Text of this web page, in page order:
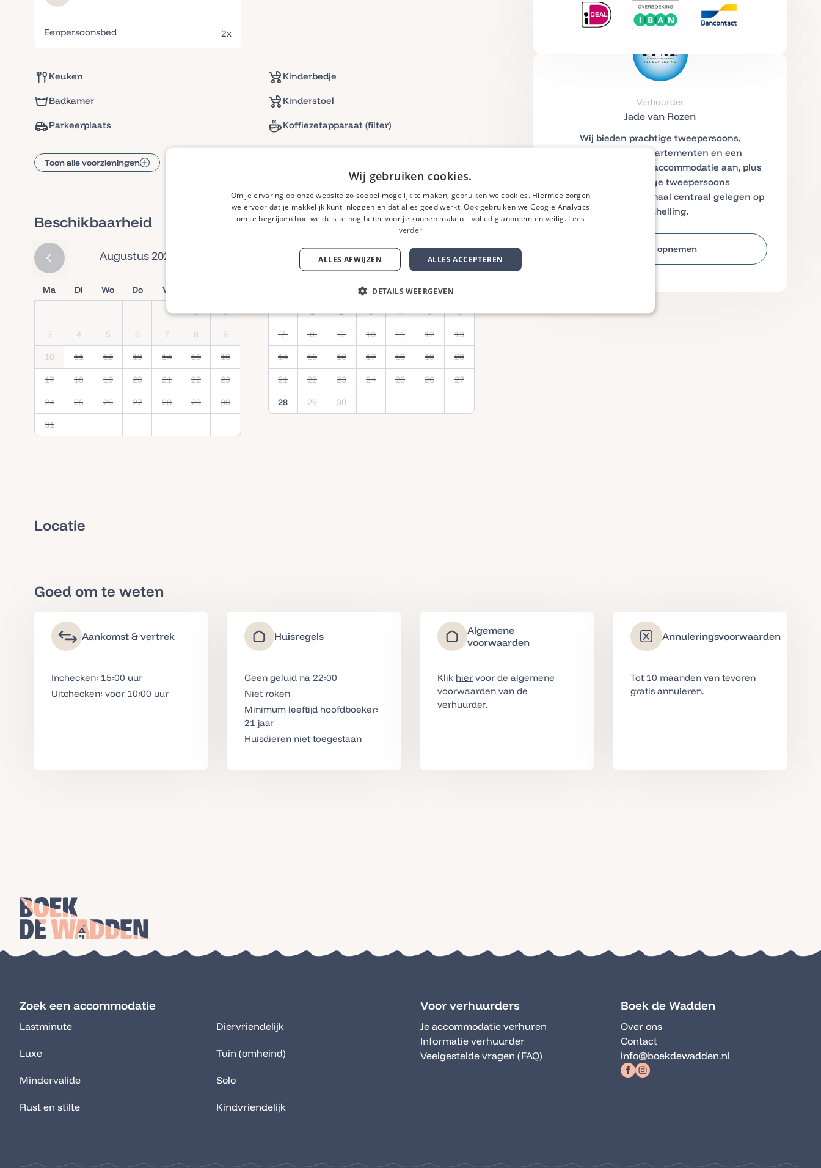
Eenpersoonsbed 2x
Keuken Kinderbedje
Badkamer Kinderstoel
Parkeerplaats Koffiezetapparaat (filter)
Toon alle voorzieningen
Beschikbaarheid
Augustus 2026
Ma Di Wo Do Vr
1
2
3 4 5 6 7 8 9
10 11 12 13 14 15 16
17 18 19 20 21 22 23
24 25 26 27 28 29 30
31
September 2026
Do Vr Za
1
2 3 4 5 6
7 8 9 10 11 12 13
14 15 16 17 18 19 20
21 22 23 24 25 26 27
28 29 30
Verhuurder
Jade van Rozen
Wij bieden prachtige tweepersoons,
vierpersoons appartementen en een
achtpersoons groepsaccommodatie aan, plus
een eenvoudige tweepersoons
vakantiewoning, allemaal centraal gelegen op
Terschelling.
Contact opnemen
Locatie
Goed om te weten
Aankomst & vertrek
Inchecken: 15:00 uur
Uitchecken: voor 10:00 uur
Huisregels
Geen geluid na 22:00
Niet roken
Minimum leeftijd hoofdboeker:
21 jaar
Huisdieren niet toegestaan
Algemene
voorwaarden
Klik hier voor de algemene
voorwaarden van de
verhuurder.
Annuleringsvoorwaarden
Tot 10 maanden van tevoren
gratis annuleren.
Zoek een accommodatie
Lastminute Diervriendelijk
Luxe Tuin (omheind)
Mindervalide Solo
Rust en stilte Kindvriendelijk
Voor verhuurders
Je accommodatie verhuren
Informatie verhuurder
Veelgestelde vragen (FAQ)
Boek de Wadden
Over ons
Contact
info@boekdewadden.nl
Wij gebruiken cookies.
Om je ervaring op onze website zo soepel mogelijk te maken, gebruiken we cookies. Hiermee zorgen
we ervoor dat je makkelijk kunt inloggen en dat alles goed werkt. Ook gebruiken we Google Analytics
om te begrijpen hoe we de site nog beter voor je kunnen maken – volledig anoniem en veilig. Lees
verder
ALLES ACCEPTEREN
ALLES AFWIJZEN
DETAILS WEERGEVEN